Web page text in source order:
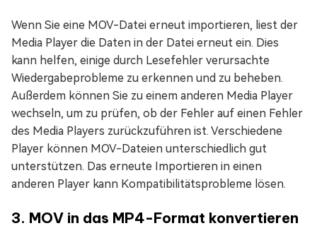
Wenn Sie eine MOV-Datei erneut importieren, liest der
Media Player die Daten in der Datei erneut ein. Dies
kann helfen, einige durch Lesefehler verursachte
Wiedergabeprobleme zu erkennen und zu beheben.
Außerdem können Sie zu einem anderen Media Player
wechseln, um zu prüfen, ob der Fehler auf einen Fehler
des Media Players zurückzuführen ist. Verschiedene
Player können MOV-Dateien unterschiedlich gut
unterstützen. Das erneute Importieren in einen
anderen Player kann Kompatibilitätsprobleme lösen.
3. MOV in das MP4-Format konvertieren